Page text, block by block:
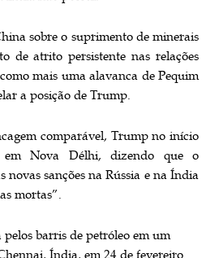
sobre o suprimento de minerais
de atrito persistente nas relações
mais uma alavanca de Pequim
a posição de Trump.
comparável, Trump no início
em Nova Délhi, dizendo que o
novas sanções na Rússia e na Índia
mortas”.